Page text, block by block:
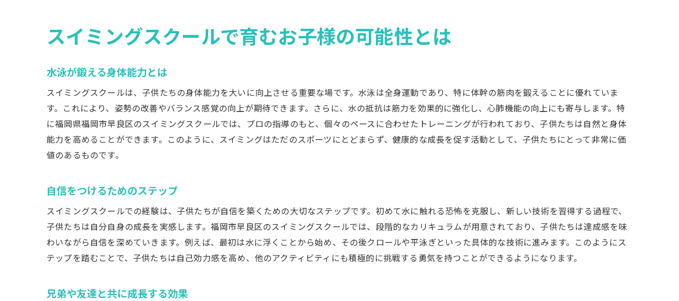
日常生活へのポジティブな影響
福岡市早良区のスイミングスクールで輝く理由
充実した施設と設備の魅力
親子で楽しめるイベントの充実
地域コミュニティとの結びつき
スクールが地域に与える影響
地域イベントへの積極的参加
地元住民からの推薦の声
スイミングスクールで育むお子様の可能性とは
水泳が鍛える身体能力とは
スイミングスクールは、子供たちの身体能力を大いに向上させる重要な場です。水泳は全身運動であり、特に体幹の筋肉を鍛えることに優れていま
す。これにより、姿勢の改善やバランス感覚の向上が期待できます。さらに、水の抵抗は筋力を効果的に強化し、心肺機能の向上にも寄与します。特
に福岡県福岡市早良区のスイミングスクールでは、プロの指導のもと、個々のペースに合わせたトレーニングが行われており、子供たちは自然と身体
能力を高めることができます。このように、スイミングはただのスポーツにとどまらず、健康的な成長を促す活動として、子供たちにとって非常に価
値のあるものです。
自信をつけるためのステップ
スイミングスクールでの経験は、子供たちが自信を築くための大切なステップです。初めて水に触れる恐怖を克服し、新しい技術を習得する過程で、
子供たちは自分自身の成長を実感します。福岡市早良区のスイミングスクールでは、段階的なカリキュラムが用意されており、子供たちは達成感を味
わいながら自信を深めていきます。例えば、最初は水に浮くことから始め、その後クロールや平泳ぎといった具体的な技術に進みます。このようにス
テップを踏むことで、子供たちは自己効力感を高め、他のアクティビティにも積極的に挑戦する勇気を持つことができるようになります。
兄弟や友達と共に成長する効果